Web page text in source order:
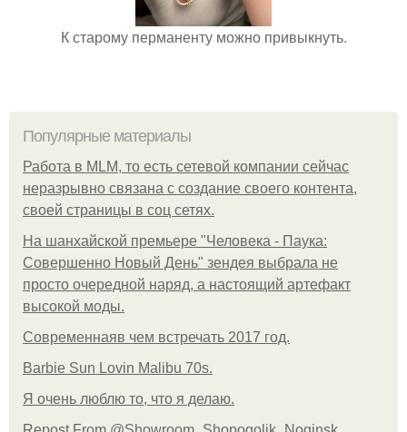
К старому перманенту можно привыкнуть.
Популярные материалы
Работа в MLM, то есть сетевой компании сейчас
неразрывно связана с создание своего контента,
своей страницы в соц сетях.
На шанхайской премьере "Человека - Паука:
Совершенно Новый День" зендея выбрала не
просто очередной наряд, а настоящий артефакт
высокой моды.
Современнаяв чем встречать 2017 год.
Barbie Sun Lovin Malibu 70s.
Я очень люблю то, что я делаю.